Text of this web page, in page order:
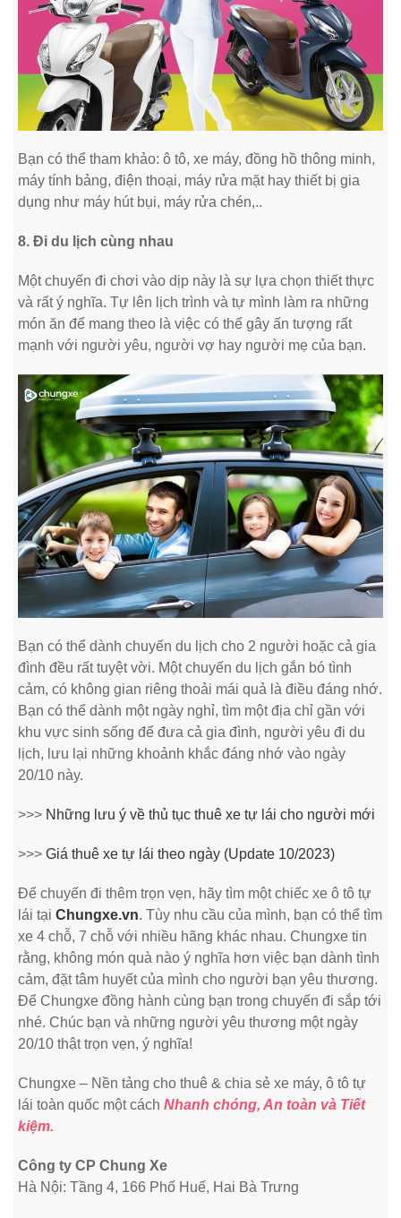
Bạn có thể tham khảo: ô tô, xe máy, đồng hồ thông minh,
máy tính bảng, điện thoại, máy rửa mặt hay thiết bị gia
dụng như máy hút bụi, máy rửa chén,..
8. Đi du lịch cùng nhau
Một chuyến đi chơi vào dịp này là sự lựa chọn thiết thực
và rất ý nghĩa. Tự lên lịch trình và tự mình làm ra những
món ăn để mang theo là việc có thể gây ấn tượng rất
mạnh với người yêu, người vợ hay người mẹ của bạn.
Bạn có thể dành chuyến du lịch cho 2 người hoặc cả gia
đình đều rất tuyệt vời. Một chuyến du lịch gắn bó tình
cảm, có không gian riêng thoải mái quả là điều đáng nhớ.
Bạn có thể dành một ngày nghỉ, tìm một địa chỉ gần với
khu vực sinh sống để đưa cả gia đình, người yêu đi du
lịch, lưu lại những khoảnh khắc đáng nhớ vào ngày
20/10 này.
>>> Những lưu ý về thủ tục thuê xe tự lái cho người mới
>>> Giá thuê xe tự lái theo ngày (Update 10/2023)
Để chuyến đi thêm trọn vẹn, hãy tìm một chiếc xe ô tô tự
lái tại Chungxe.vn. Tùy nhu cầu của mình, bạn có thể tìm
xe 4 chỗ, 7 chỗ với nhiều hãng khác nhau. Chungxe tin
rằng, không món quà nào ý nghĩa hơn việc bạn dành tình
cảm, đặt tâm huyết của mình cho người bạn yêu thương.
Để Chungxe đồng hành cùng bạn trong chuyến đi sắp tới
nhé. Chúc bạn và những người yêu thương một ngày
20/10 thật trọn vẹn, ý nghĩa!
Chungxe – Nền tảng cho thuê & chia sẻ xe máy, ô tô tự
lái toàn quốc một cách Nhanh chóng, An toàn và Tiết
kiệm.
Công ty CP Chung Xe
Hà Nội: Tầng 4, 166 Phố Huế, Hai Bà Trưng